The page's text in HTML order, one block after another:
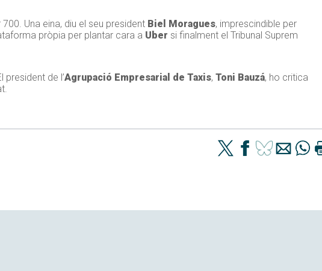
Una eina, diu el seu president Biel Moragues, imprescindible per
pròpia per plantar cara a Uber si finalment el Tribunal Suprem
de l’Agrupació Empresarial de Taxis, Toni Bauzá, ho critica